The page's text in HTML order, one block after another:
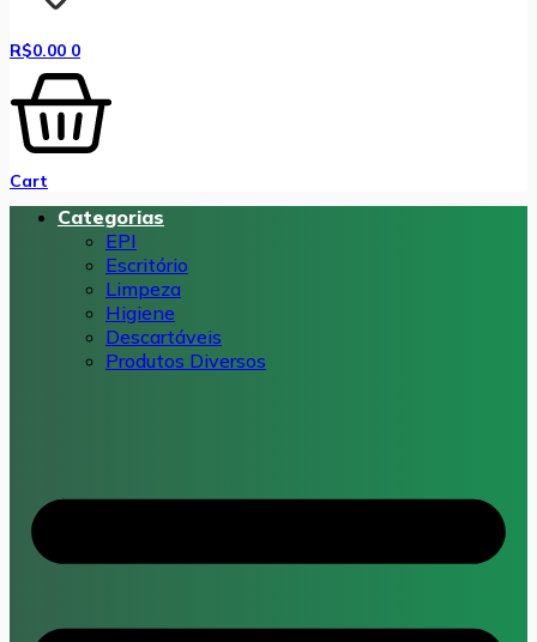
R$0.00 0
Cart
Categorias
EPI
Escritório
Limpeza
Higiene
Descartáveis
Produtos Diversos